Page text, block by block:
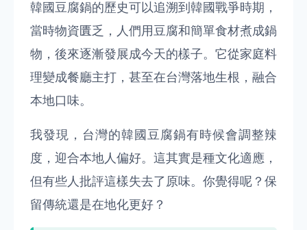
韓國豆腐鍋的歷史可以追溯到韓國戰爭時期，
當時物資匱乏，人們用豆腐和簡單食材煮成鍋
物，後來逐漸發展成今天的樣子。它從家庭料
理變成餐廳主打，甚至在台灣落地生根，融合
本地口味。
我發現，台灣的韓國豆腐鍋有時候會調整辣
度，迎合本地人偏好。這其實是種文化適應，
但有些人批評這樣失去了原味。你覺得呢？保
留傳統還是在地化更好？